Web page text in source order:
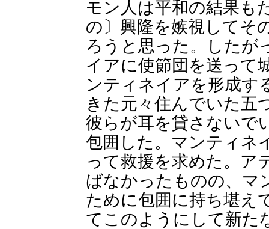
モン人は平和の結果も
の〕興隆を嫉視してそ
ろうと思った。したが
イアに使節団を送って
ンティネイアを形成す
きた元々住んでいた五
彼らが耳を貸さないで
包囲した。マンティネ
って救援を求めた。ア
ばなかったものの、マ
ために包囲に持ち堪え
てこのようにして新た